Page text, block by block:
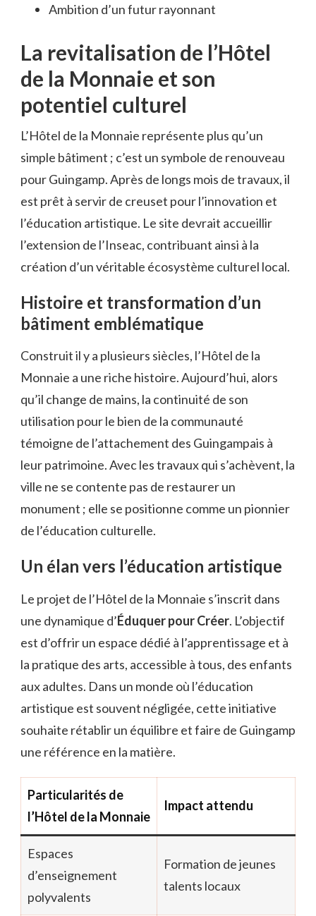
Ambition d’un futur rayonnant
La revitalisation de l’Hôtel
de la Monnaie et son
potentiel culturel
L’Hôtel de la Monnaie représente plus qu’un
simple bâtiment ; c’est un symbole de renouveau
pour Guingamp. Après de longs mois de travaux, il
est prêt à servir de creuset pour l’innovation et
l’éducation artistique. Le site devrait accueillir
l’extension de l’Inseac, contribuant ainsi à la
création d’un véritable écosystème culturel local.
Histoire et transformation d’un
bâtiment emblématique
Construit il y a plusieurs siècles, l’Hôtel de la
Monnaie a une riche histoire. Aujourd’hui, alors
qu’il change de mains, la continuité de son
utilisation pour le bien de la communauté
témoigne de l’attachement des Guingampais à
leur patrimoine. Avec les travaux qui s’achèvent, la
ville ne se contente pas de restaurer un
monument ; elle se positionne comme un pionnier
de l’éducation culturelle.
Un élan vers l’éducation artistique
Le projet de l’Hôtel de la Monnaie s’inscrit dans
une dynamique d’Éduquer pour Créer. L’objectif
est d’offrir un espace dédié à l’apprentissage et à
la pratique des arts, accessible à tous, des enfants
aux adultes. Dans un monde où l’éducation
artistique est souvent négligée, cette initiative
souhaite rétablir un équilibre et faire de Guingamp
une référence en la matière.
Particularités de
l’Hôtel de la Monnaie
Impact attendu
Espaces
d’enseignement
polyvalents
Formation de jeunes
talents locaux